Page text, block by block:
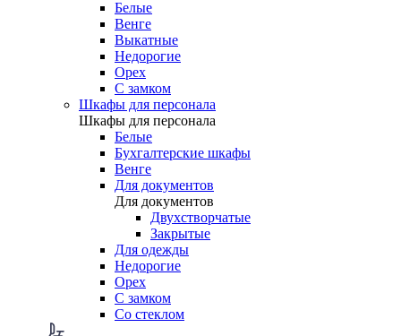
Белые
Венге
Выкатные
Недорогие
Орех
С замком
Шкафы для персонала
Шкафы для персонала
Белые
Бухгалтерские шкафы
Венге
Для документов
Для документов
Двухстворчатые
Закрытые
Для одежды
Недорогие
Орех
С замком
Со стеклом